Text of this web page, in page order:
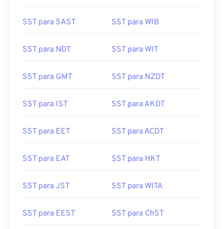
SST para SAST SST para WIB
SST para NDT SST para WIT
SST para GMT SST para NZDT
SST para IST SST para AKDT
SST para EET SST para ACDT
SST para EAT SST para HKT
SST para JST SST para WITA
SST para EEST SST para ChST